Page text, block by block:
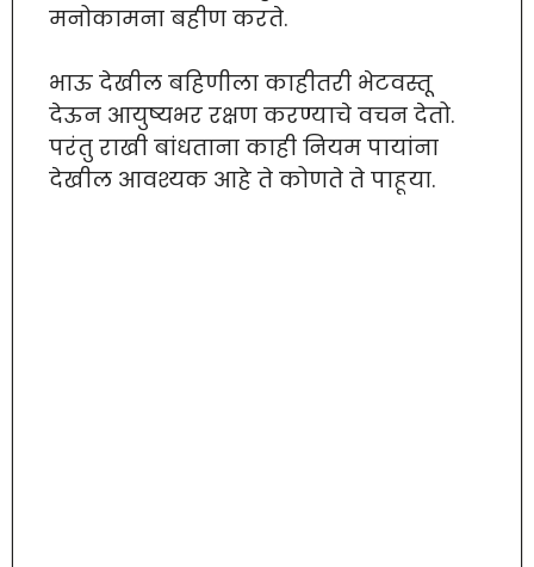
मनोकामना बहीण करते.
भाऊ देखील बहिणीला काहीतरी भेटवस्तू
देऊन आयुष्यभर रक्षण करण्याचे वचन देतो.
परंतु राखी बांधताना काही नियम पायांना
देखील आवश्यक आहे ते कोणते ते पाहूया.